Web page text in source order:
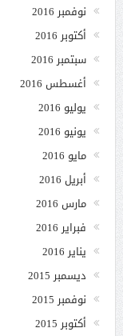
نوفمبر 2016
أكتوبر 2016
سبتمبر 2016
أغسطس 2016
يوليو 2016
يونيو 2016
مايو 2016
أبريل 2016
مارس 2016
فبراير 2016
يناير 2016
ديسمبر 2015
نوفمبر 2015
أكتوبر 2015